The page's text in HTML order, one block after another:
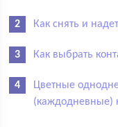
Как снять и
Как выбрать
Цветные
(каждодневные)